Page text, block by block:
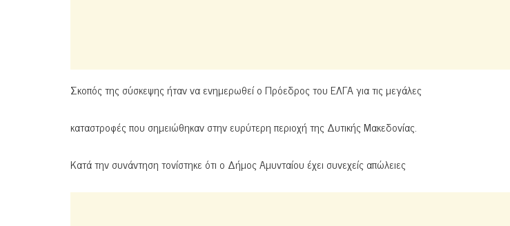
Σκοπός της σύσκεψης ήταν να ενημερωθεί ο Πρόεδρος του ΕΛΓΑ για τις μεγάλες
καταστροφές που σημειώθηκαν στην ευρύτερη περιοχή της Δυτικής Μακεδονίας.
Κατά την συνάντηση τονίστηκε ότι ο Δήμος Αμυνταίου έχει συνεχείς απώλειες